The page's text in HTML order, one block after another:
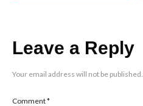
Leave a Reply
Your email address will not be published.
Comment*